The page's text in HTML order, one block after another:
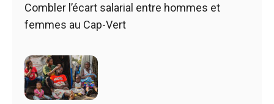
Combler l’écart salarial entre hommes et
femmes au Cap-Vert